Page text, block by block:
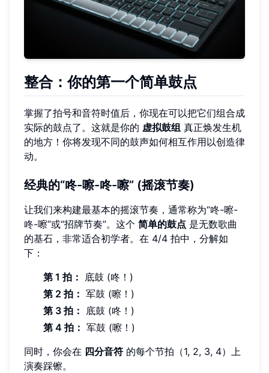
整合：你的第一个简单鼓点
掌握了拍号和音符时值后，你现在可以把它们组合成
实际的鼓点了。这就是你的 虚拟鼓组 真正焕发生机
的地方！你将发现不同的鼓声如何相互作用以创造律
动。
经典的“咚-嚓-咚-嚓” (摇滚节奏)
让我们来构建最基本的摇滚节奏，通常称为“咚-嚓-
咚-嚓”或“招牌节奏”。这个 简单的鼓点 是无数歌曲
的基石，非常适合初学者。在 4/4 拍中，分解如
下：
第 1 拍： 底鼓 (咚！)
第 2 拍： 军鼓 (嚓！)
第 3 拍： 底鼓 (咚！)
第 4 拍： 军鼓 (嚓！)
同时，你会在 四分音符 的每个节拍（1, 2, 3, 4）上
演奏踩镲。